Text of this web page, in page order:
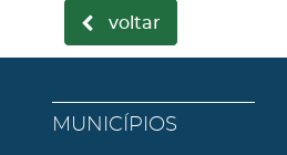
voltar
MUNICÍPIOS